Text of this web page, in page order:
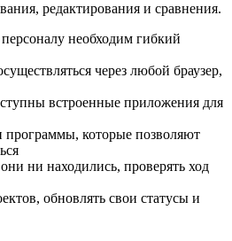
редактирования и сравнения.
необходим гибкий
через любой браузер,
встроенные приложения для
программы, которые позволяют
ни находились, проверять ход
обновлять свои статусы и